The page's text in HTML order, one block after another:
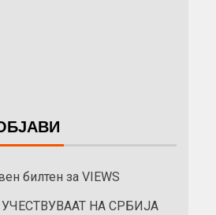
билтен за VIEWS
НА СРБИЈА